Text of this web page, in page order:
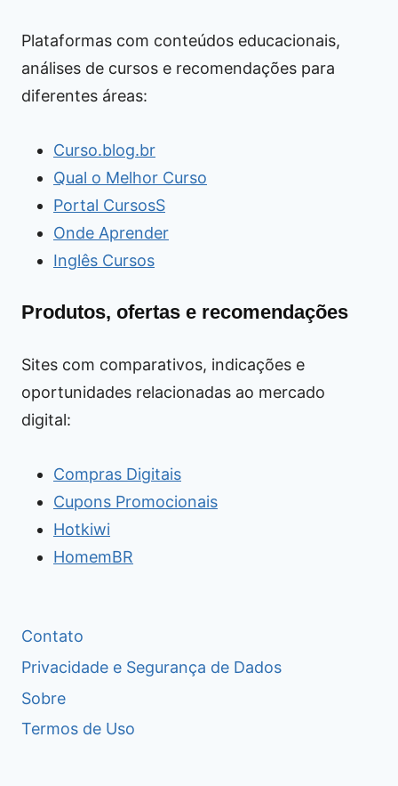
Plataformas com conteúdos educacionais,
análises de cursos e recomendações para
diferentes áreas:
Curso.blog.br
Qual o Melhor Curso
Portal CursosS
Onde Aprender
Inglês Cursos
Produtos, ofertas e recomendações
Sites com comparativos, indicações e
oportunidades relacionadas ao mercado
digital:
Compras Digitais
Cupons Promocionais
Hotkiwi
HomemBR
Contato
Privacidade e Segurança de Dados
Sobre
Termos de Uso